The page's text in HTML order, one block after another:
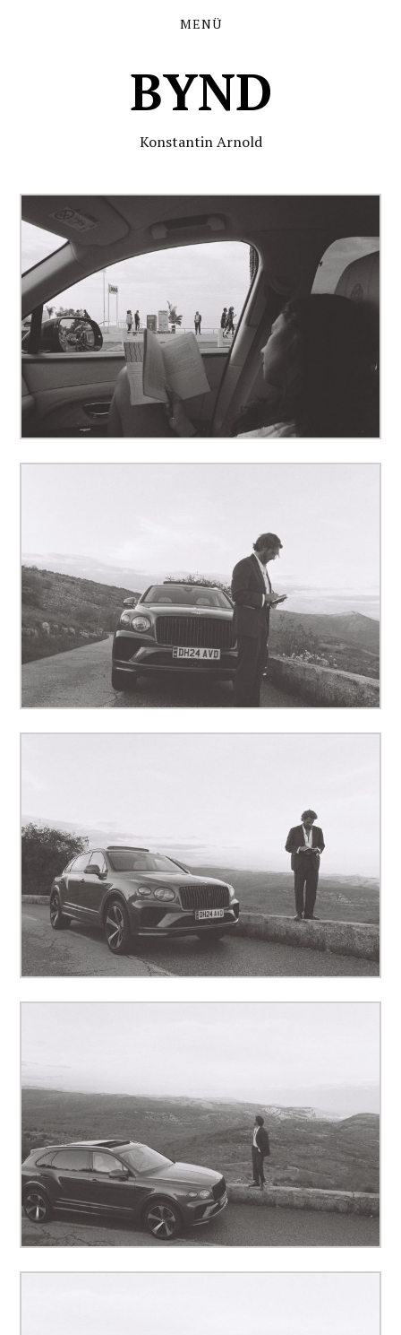
MENÜ
BYND
Konstantin Arnold